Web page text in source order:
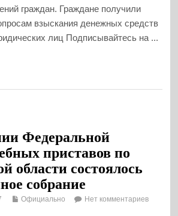
граждан. Граждане получили
взыскания денежных средств
лиц Подписывайтесь на ...
Федеральной
приставов по
области состоялось
собрание
Официально Нет комментариев